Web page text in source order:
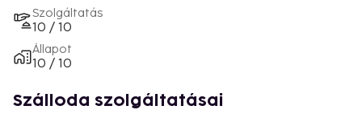
Szolgáltatás
10 / 10
Állapot
10 / 10
Szálloda szolgáltatásai